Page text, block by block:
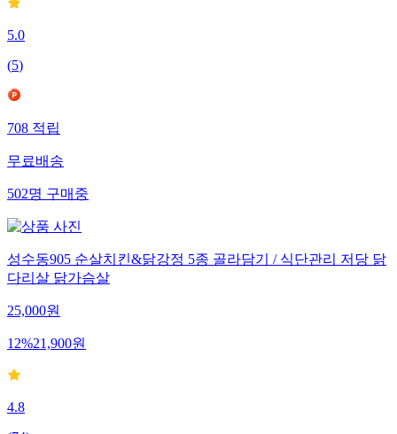
5.0
(5)
708적립
무료배송
502명구매중
성수동905 순살치킨&닭강정 5종 골라담기 / 식단관리 저당 닭
다리살 닭가슴살
25,000원
12%21,900원
4.8